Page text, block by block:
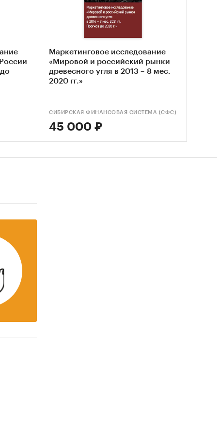
Маркетинговое исследование
«Мировой и российский рынки
древесного угля в 2013 – 8 мес.
2020 гг.»
СИБИРСКАЯ ФИНАНСОВАЯ СИСТЕМА (СФС)
45 000 ₽